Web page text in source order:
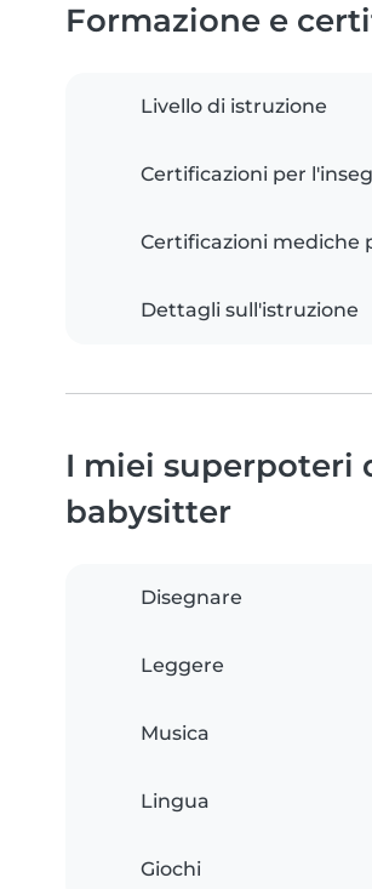
Formazione e
Livello di istruzione
Certificazioni per
Certificazioni mediche
Dettagli sull'istruzione
I miei superpoteri
babysitter
Disegnare
Leggere
Musica
Lingua
Giochi